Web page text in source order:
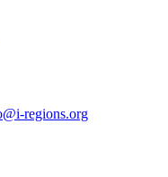
regions.org